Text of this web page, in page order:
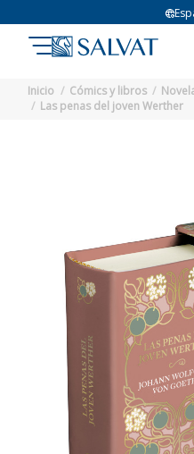
Inicio Cómics y libros
Las penas del joven Werther